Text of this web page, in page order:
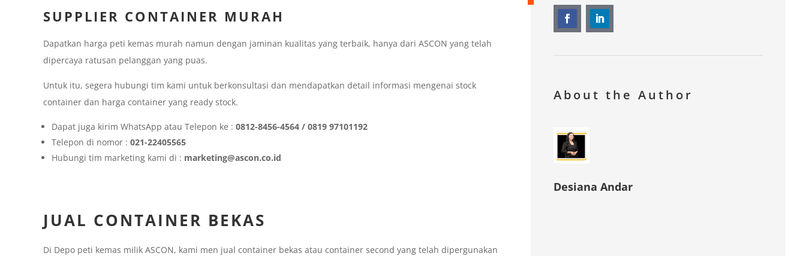
SUPPLIER CONTAINER MURAH
Dapatkan harga peti kemas murah namun dengan jaminan kualitas yang terbaik, hanya dari ASCON yang telah
dipercaya ratusan pelanggan yang puas.
Untuk itu, segera hubungi tim kami untuk berkonsultasi dan mendapatkan detail informasi mengenai stock
container dan harga container yang ready stock.
Dapat juga kirim WhatsApp atau Telepon ke : 0812-8456-4564 / 0819 97101192
Telepon di nomor : 021-22405565
Hubungi tim marketing kami di : marketing@ascon.co.id
JUAL CONTAINER BEKAS
Di Depo peti kemas milik ASCON, kami men jual container bekas atau container second yang telah dipergunakan
About the Author
Desiana Andar